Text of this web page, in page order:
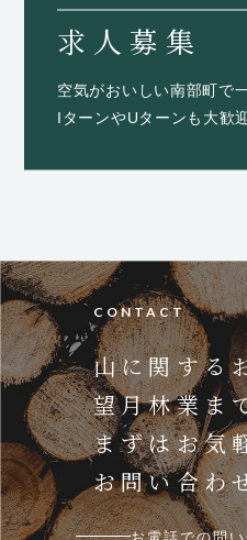
求人募集
空気がおいしい南部町で
IターンやUターンも大歓
CONTACT
山に関する
望月林業ま
まずはお気
お問い合わ